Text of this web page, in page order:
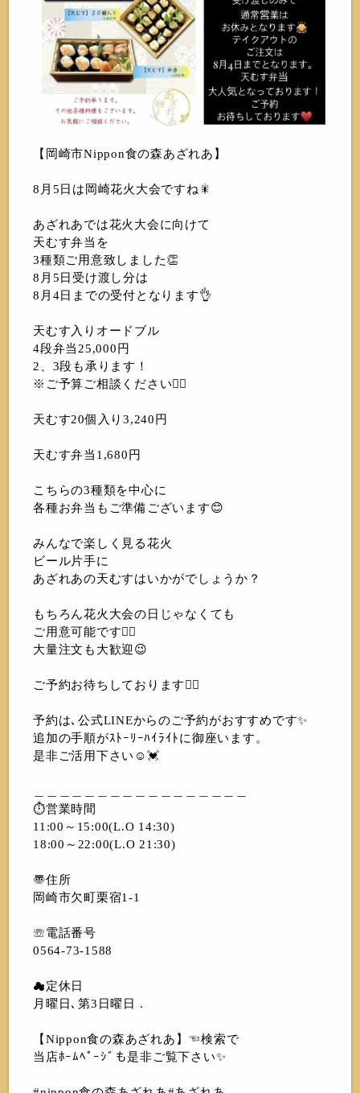
【岡崎市Nippon食の森あざれあ】
8月5日は岡崎花火大会ですね🎇
あざれあでは花火大会に向けて
天むす弁当を
3種類ご用意致しました👏
8月5日受け渡し分は
8月4日までの受付となります👌
天むす入りオードブル
4段弁当25,000円
2、3段も承ります！
※ご予算ご相談ください🙇‍♀️
天むす20個入り3,240円
天むす弁当1,680円
こちらの3種類を中心に
各種お弁当もご準備ございます😊
みんなで楽しく見る花火
ビール片手に
あざれあの天むすはいかがでしょうか？
もちろん花火大会の日じゃなくても
ご用意可能です🙆‍♀️
大量注文も大歓迎😉
ご予約お待ちしております🙇‍♀️
予約は､公式LINEからのご予約がおすすめです✨
追加の手順がｽﾄｰﾘｰﾊｲﾗｲﾄに御座います。
是非ご活用下さい☺️💓
⏱営業時間
11:00～15:00(L.O 14:30)
18:00～22:00(L.O 21:30)
〠住所
岡崎市欠町栗宿1-1
☏電話番号
0564-73-1588
☁︎定休日
月曜日､第3日曜日 .
【Nippon食の森あざれあ】☜検索で
当店ﾎｰﾑﾍﾟｰｼﾞも是非ご覧下さい✨